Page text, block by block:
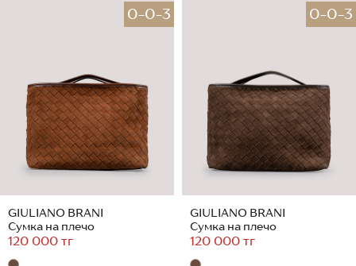
0-0-3
GIULIANO BRANI
Сумка на плечо
120 000 тг
0-0-3
GIULIANO BRANI
Сумка на плечо
120 000 тг